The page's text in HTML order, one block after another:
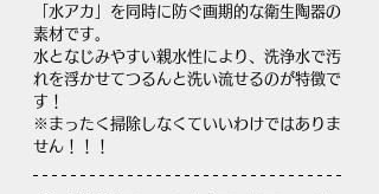
「水アカ」を同時に防ぐ画期的な衛生陶器の
素材です。
水となじみやすい親水性により、洗浄水で汚
れを浮かせてつるんと洗い流せるのが特徴で
す！
※まったく掃除しなくていいわけではありま
せん！！！